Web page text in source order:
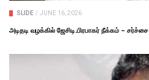
SLIDE / JUNE 16, 2026
அடிதடி வழக்கில் ஜேசிடி.பிரபாகர் நீக்கம் – சர்ச்சை